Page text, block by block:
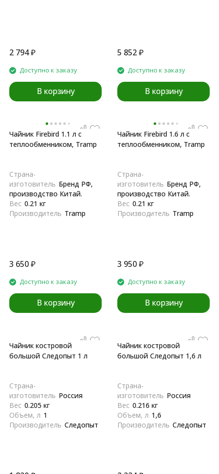
2 794₽
Доступно к заказу
В корзину
5 852₽
Доступно к заказу
В корзину
Чайник Firebird 1.1 л c
теплообменником, Tramp
Страна-
изготовитель Бренд РФ,
производство Китай.
Вес 0.21 кг
Производитель Tramp
3 650₽
Доступно к заказу
В корзину
Чайник Firebird 1.6 л c
теплообменником, Tramp
Страна-
изготовитель Бренд РФ,
производство Китай.
Вес 0.21 кг
Производитель Tramp
3 950₽
Доступно к заказу
В корзину
Чайник костровой
большой Следопыт 1 л
Страна-
изготовитель Россия
Вес 0.205 кг
Объем, л 1
Производитель Следопыт
Чайник костровой
большой Следопыт 1,6 л
Страна-
изготовитель Россия
Вес 0.216 кг
Объем, л 1,6
Производитель Следопыт